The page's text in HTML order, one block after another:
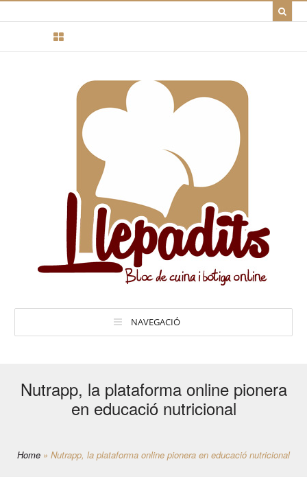
NAVEGACIÓ
Nutrapp, la plataforma online pionera
en educació nutricional
Home » Nutrapp, la plataforma online pionera en educació nutricional